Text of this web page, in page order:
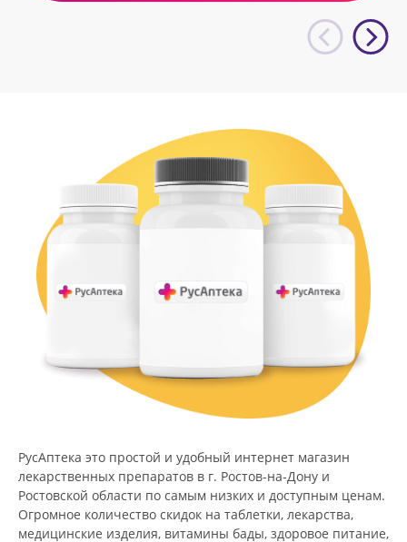
РусАптека это простой и удобный интернет магазин
лекарственных препаратов в г. Ростов-на-Дону и
Ростовской области по самым низких и доступным ценам.
Огромное количество скидок на таблетки, лекарства,
медицинские изделия, витамины бады, здоровое питание,